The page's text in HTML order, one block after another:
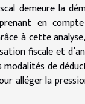
demeure la
en
à cette
fiscale et
de
alléger la